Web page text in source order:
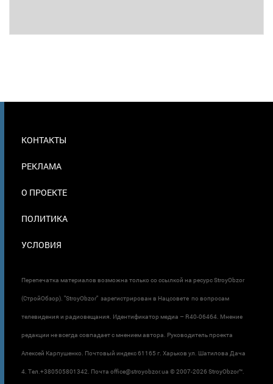
В
КОНТАКТЫ
РЕКЛАМА
О ПРОЕКТЕ
ПОЛИТИКА
УСЛОВИЯ
Перепечатка материалов возможна только со ссылкой на ресурс StroyObzor
(СтройОбзор). "StroyObzor" зарегистрирован в Нацсовете по вопросам
телевидения и радиовещания. Идентификатор медиа – R40-06464. Мнение
редакции не всегда совпадает с мнением автора. Руководитель проекта
Алексей Карпушенко. Почтовый индекс 61165 г. Харьков ул. Шатилова Дача
4. Тел.+380505801342. Почта office@stroyobzor.ua © 2007-2026 StroyObzor™.